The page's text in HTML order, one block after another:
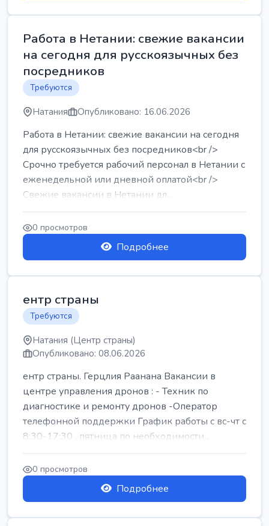
Работа в Нетании: свежие вакансии
на сегодня для русскоязычных без
посредников
Требуются
Натания Опубликовано: 16.06.2026
Работа в Нетании: свежие вакансии на сегодня
для русскоязычных без посредников<br />
Срочно требуется рабочий персонал в Нетании с
еженедельной или дневной оплатой<br />
Свежие вакансии в Нетании дл...
0 просмотров
Подробнее
ентр страны
Требуются
Натания (Центр страны)
Опубликовано: 08.06.2026
ентр страны. Герцлия Раанана Вакансии в
центре управления дронов : - Техник по
диагностике и ремонту дронов -Оператор
телефонной поддержки График работы с вс-чт с
8:30-17:30 , пятница по необходимости...
0 просмотров
Подробнее